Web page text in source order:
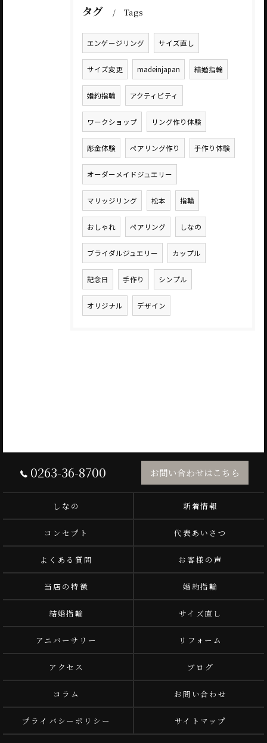
タグ Tags
エンゲージリング サイズ直し
サイズ変更 madeinjapan 結婚指輪
婚約指輪 アクティビティ
ワークショップ リング作り体験
彫金体験 ペアリング作り 手作り体験
オーダーメイドジュエリー
マリッジリング 松本 指輪
おしゃれ ペアリング しなの
ブライダルジュエリー カップル
記念日 手作り シンプル
オリジナル デザイン
0263-36-8700 お問い合わせはこちら
しなの 新着情報
コンセプト 代表あいさつ
よくある質問 お客様の声
当店の特徴 婚約指輪
結婚指輪 サイズ直し
アニバーサリー リフォーム
アクセス ブログ
コラム お問い合わせ
プライバシーポリシー サイトマップ